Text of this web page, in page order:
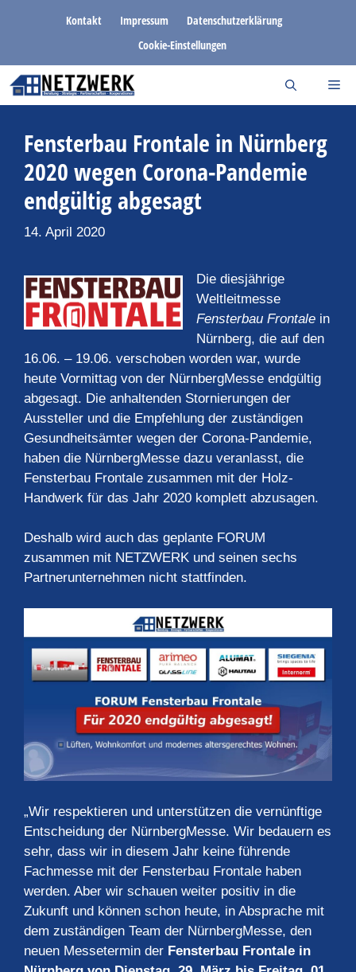
Kontakt Impressum
Datenschutzerklärung
Cookie-Einstellungen
Fensterbau Frontale in Nürnberg
2020 wegen Corona-Pandemie
endgültig abgesagt
14. April 2020
Die diesjährige
Weltleitmesse
Fensterbau Frontale in
Nürnberg, die auf den
16.06. – 19.06. verschoben worden war, wurde
heute Vormittag von der NürnbergMesse endgültig
abgesagt. Die anhaltenden Stornierungen der
Aussteller und die Empfehlung der zuständigen
Gesundheitsämter wegen der Corona-Pandemie,
haben die NürnbergMesse dazu veranlasst, die
Fensterbau Frontale zusammen mit der Holz-
Handwerk für das Jahr 2020 komplett abzusagen.
Deshalb wird auch das geplante FORUM
zusammen mit NETZWERK und seinen sechs
Partnerunternehmen nicht stattfinden.
„Wir respektieren und unterstützen die vernünftige
Entscheidung der NürnbergMesse. Wir bedauern es
sehr, dass wir in diesem Jahr keine führende
Fachmesse mit der Fensterbau Frontale haben
werden. Aber wir schauen weiter positiv in die
Zukunft und können schon heute, in Absprache mit
dem zuständigen Team der NürnbergMesse, den
neuen Messetermin der Fensterbau Frontale in